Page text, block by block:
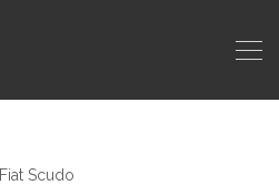
Fiat Scudo